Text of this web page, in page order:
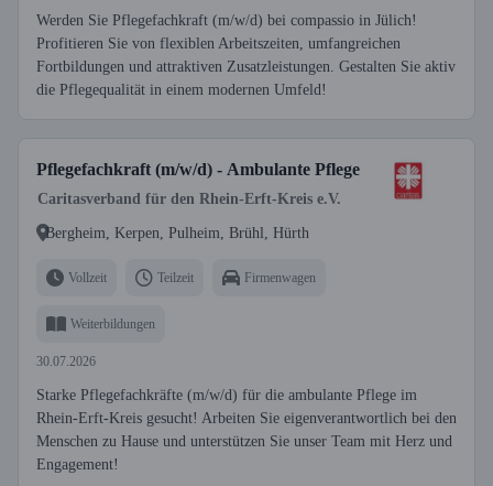
Werden Sie Pflegefachkraft (m/w/d) bei compassio in Jülich!
Profitieren Sie von flexiblen Arbeitszeiten, umfangreichen
Fortbildungen und attraktiven Zusatzleistungen. Gestalten Sie aktiv
die Pflegequalität in einem modernen Umfeld!
Pflegefachkraft (m/w/d) - Ambulante Pflege
Caritasverband für den Rhein-Erft-Kreis e.V.
Bergheim, Kerpen, Pulheim, Brühl, Hürth
Vollzeit Teilzeit Firmenwagen
Weiterbildungen
30.07.2026
Starke Pflegefachkräfte (m/w/d) für die ambulante Pflege im
Rhein-Erft-Kreis gesucht! Arbeiten Sie eigenverantwortlich bei den
Menschen zu Hause und unterstützen Sie unser Team mit Herz und
Engagement!